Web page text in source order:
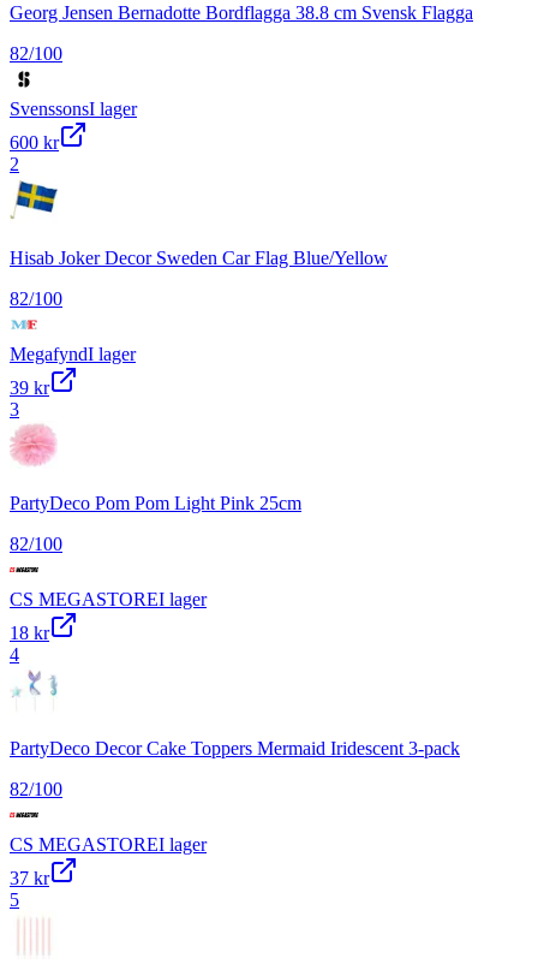
Georg Jensen Bernadotte Bordflagga 38.8 cm Svensk Flagga
82/100
SvenssonsI lager
600 kr
2
Hisab Joker Decor Sweden Car Flag Blue/Yellow
82/100
MegafyndI lager
39 kr
3
PartyDeco Pom Pom Light Pink 25cm
82/100
CS MEGASTOREI lager
18 kr
4
PartyDeco Decor Cake Toppers Mermaid Iridescent 3-pack
82/100
CS MEGASTOREI lager
37 kr
5